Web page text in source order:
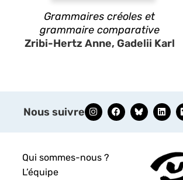
Grammaires créoles et
grammaire comparative
Zribi-Hertz Anne, Gadelii Karl
Nous suivre
Qui sommes-nous ?
L’équipe